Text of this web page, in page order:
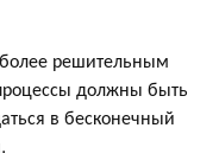
решительным
должны быть
в бесконечный